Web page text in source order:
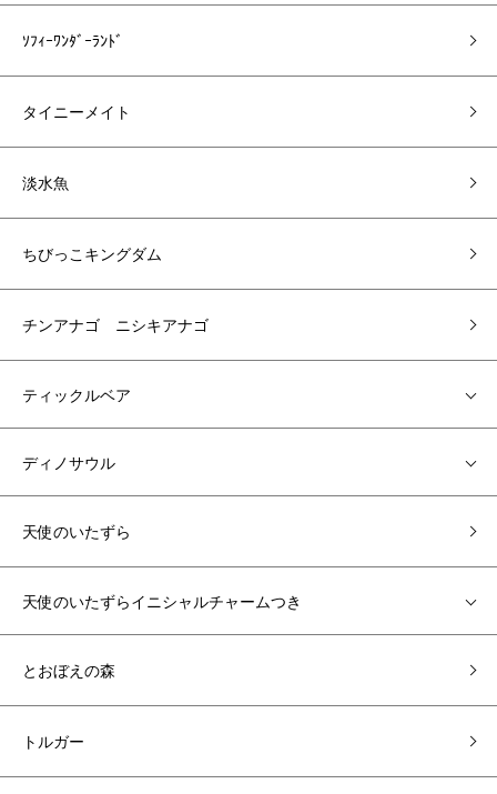
ｿﾌｨｰﾜﾝﾀﾞｰﾗﾝﾄﾞ
タイニーメイト
淡水魚
ちびっこキングダム
チンアナゴ ニシキアナゴ
ティックルベア
ディノサウル
天使のいたずら
天使のいたずらイニシャルチャームつき
とおぼえの森
トルガー